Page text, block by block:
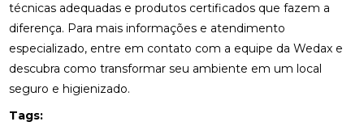
técnicas adequadas e produtos certificados que fazem a
diferença. Para mais informações e atendimento
especializado, entre em contato com a equipe da Wedax e
descubra como transformar seu ambiente em um local
seguro e higienizado.
Tags: